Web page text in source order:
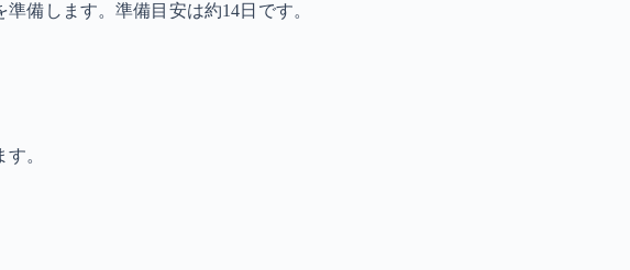
備します。準備目安は約14日です。
。